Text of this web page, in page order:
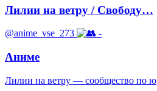
Лилии на ветру / Свободу…
@anime_vse_273 -
Аниме
Лилии на ветру — сообщество по ю